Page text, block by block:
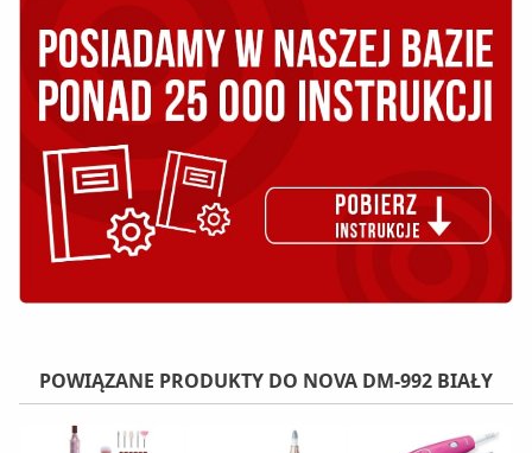
POWIĄZANE PRODUKTY DO NOVA DM-992 BIAŁY